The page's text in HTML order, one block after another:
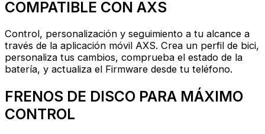
COMPATIBLE CON AXS
Control, personalización y seguimiento a tu alcance a
través de la aplicación móvil AXS. Crea un perfil de bici,
personaliza tus cambios, comprueba el estado de la
batería, y actualiza el Firmware desde tu teléfono.
FRENOS DE DISCO PARA MÁXIMO
CONTROL